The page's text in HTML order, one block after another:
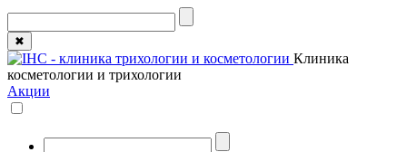
✖
Клиника
косметологии и трихологии
Акции